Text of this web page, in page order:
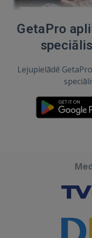
GetaPro
Lejupielādē